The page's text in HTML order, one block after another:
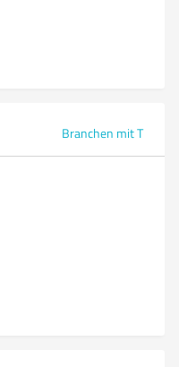
Branchen mit T